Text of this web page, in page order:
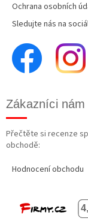
Ochrana osobních
Sledujte nás na
Zákazníci
Přečtěte si recenze
obchodě:
Hodnocení obchodu